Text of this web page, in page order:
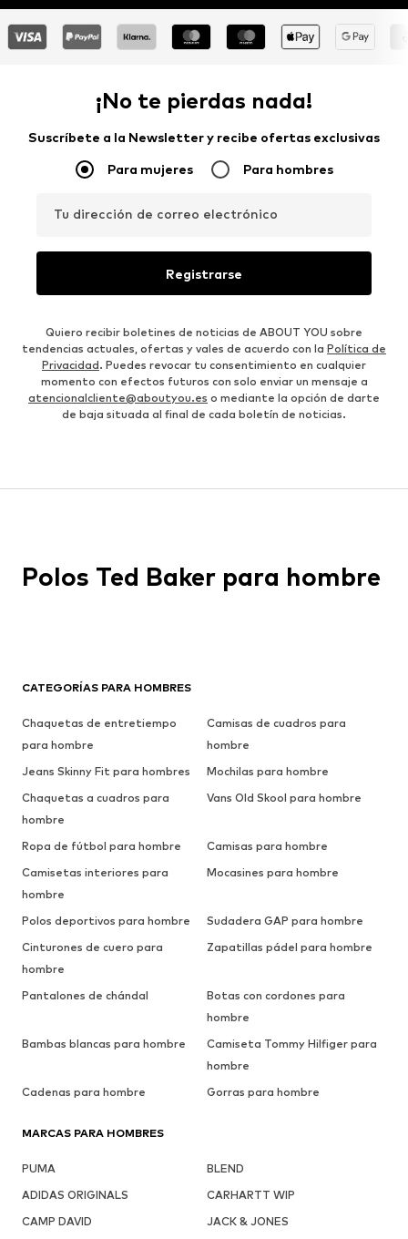
¡No te pierdas nada!
Suscríbete a la Newsletter y recibe ofertas exclusivas
Para mujeres Para hombres
Tu dirección de correo electrónico
Registrarse
Quiero recibir boletines de noticias de ABOUT YOU sobre
tendencias actuales, ofertas y vales de acuerdo con la Política de
Privacidad. Puedes revocar tu consentimiento en cualquier
momento con efectos futuros con solo enviar un mensaje a
atencionalcliente@aboutyou.es o mediante la opción de darte
de baja situada al final de cada boletín de noticias.
CATEGORÍAS PARA HOMBRES
Chaquetas de entretiempo
para hombre
Camisas de cuadros para
hombre
Jeans Skinny Fit para hombres
Mochilas para hombre
Chaquetas a cuadros para
hombre
Vans Old Skool para hombre
Ropa de fútbol para hombre
Camisas para hombre
Camisetas interiores para
hombre
Mocasines para hombre
Polos deportivos para hombre
Sudadera GAP para hombre
Cinturones de cuero para
hombre
Zapatillas pádel para hombre
Pantalones de chándal
Botas con cordones para
hombre
Bambas blancas para hombre
Camiseta Tommy Hilfiger para
hombre
Cadenas para hombre
Gorras para hombre
MARCAS PARA HOMBRES
PUMA
BLEND
ADIDAS ORIGINALS
CARHARTT WIP
CAMP DAVID
JACK & JONES
Polos Ted Baker para hombre